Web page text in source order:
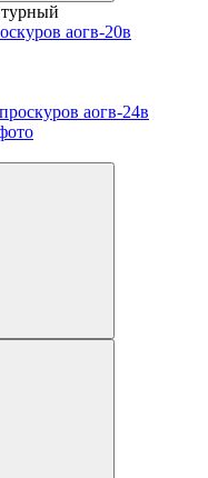
аогв-20в